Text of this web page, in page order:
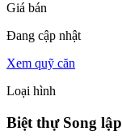
Giá bán
Đang cập nhật
Xem quỹ căn
Loại hình
Biệt thự Song lập